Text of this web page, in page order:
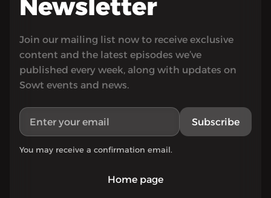
Home page
Newsletter
Join our mailing list now to receive exclusive
content and the latest episodes we’ve
published every week, along with updates on
Sowt events and news.
Subscribe
You may receive a confirmation email.